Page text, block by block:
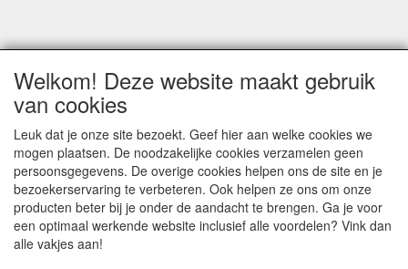
Voornaam
Achternaam
E-mail
Welkom! Deze website maakt gebruik
van cookies
Leuk dat je onze site bezoekt. Geef hier aan welke cookies we
mogen plaatsen. De noodzakelijke cookies verzamelen geen
persoonsgegevens. De overige cookies helpen ons de site en je
bezoekerservaring te verbeteren. Ook helpen ze ons om onze
producten beter bij je onder de aandacht te brengen. Ga je voor
een optimaal werkende website inclusief alle voordelen? Vink dan
alle vakjes aan!